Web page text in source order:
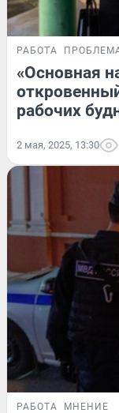
РАБОТА
«Основная
рабочих
2 мая, 2025, 13:30
РАБОТА МНЕНИЕ